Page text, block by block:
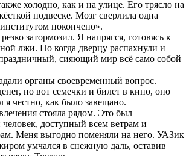
холодно, как и на улице. Его трясло на
подвеске. Мозг сверлила одна
покончено».
затормозил. Я напрягся, готовясь к
лжи. Но когда дверцу распахнули и
сияющий мир всё само собой
органы своевременный вопрос.
но вот семечки и билет в кино, оно
я честно, как было завещано.
стояла рядом. Это был
доступный всем ветрам и
Меня выгодно поменяли на него. УАЗик
умчался в снежную даль, оставив